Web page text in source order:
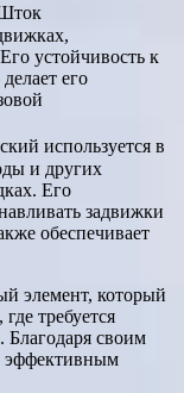
устойчивость к
его
используется в
и других
Его
задвижки
обеспечивает
элемент, который
требуется
Благодаря своим
эффективным